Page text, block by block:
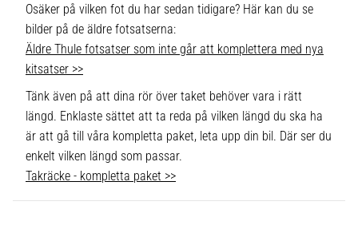
Osäker på vilken fot du har sedan tidigare? Här kan du se
bilder på de äldre fotsatserna:
Äldre Thule fotsatser som inte går att komplettera med nya
kitsatser >>
Tänk även på att dina rör över taket behöver vara i rätt
längd. Enklaste sättet att ta reda på vilken längd du ska ha
är att gå till våra kompletta paket, leta upp din bil. Där ser du
enkelt vilken längd som passar.
Takräcke - kompletta paket >>